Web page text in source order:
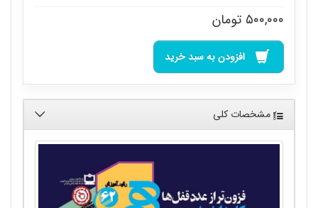
۵۰۰,۰۰۰ تومان
افزودن به سبد خرید
مشخصات کلی